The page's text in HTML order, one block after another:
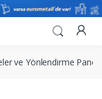
ve Yönlendirme